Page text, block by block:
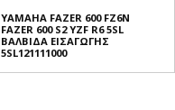
YAMAHA FAZER 600 FZ6N
FAZER 600 S2 YZF R6 5SL
ΒΑΛΒΙΔΑ ΕΙΣΑΓΩΓΗΣ
5SL121111000